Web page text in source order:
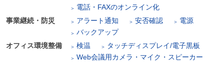
電話・FAXのオンライン化
事業継続・防災
アラート通知 安否確認
電源
バックアップ
オフィス環境整備
検温
タッチディスプレイ/電子黒板
Web会議用カメラ・マイク・スピーカー